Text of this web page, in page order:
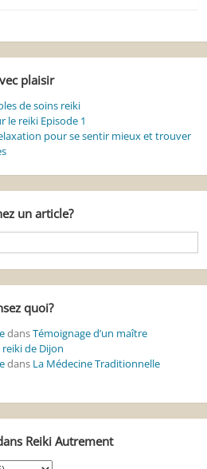
plaisir
de soins reiki
le reiki Episode 1
pour se sentir mieux et trouver
un article?
quoi?
dansTémoignage d’un maître
de Dijon
dans La Médecine Traditionnelle
Reiki Autrement